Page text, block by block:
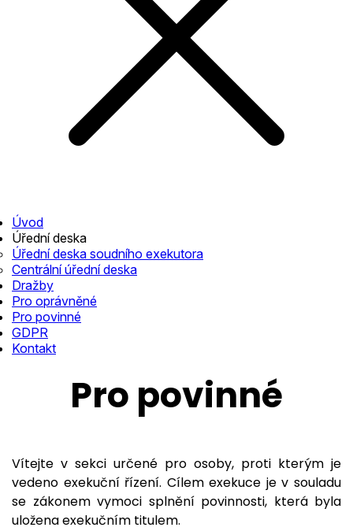
Úvod
Úřední deska
Úřední deska soudního exekutora
Centrální úřední deska
Dražby
Pro oprávněné
Pro povinné
GDPR
Kontakt
Pro povinné
Vítejte v sekci určené pro osoby, proti kterým je
vedeno exekuční řízení. Cílem exekuce je v souladu
se zákonem vymoci splnění povinnosti, která byla
uložena exekučním titulem.